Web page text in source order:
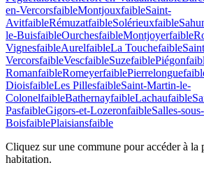
en-VercorsfaibleMontjouxfaibleSaint-
AvitfaibleRémuzatfaibleSolérieuxfaible
le-BuisfaibleOurchesfaibleMontjoyerfaible
VignesfaibleAurelfaibleLa Touchefaible
VercorsfaibleVescfaibleSuzefaiblePiégon
RomanfaibleRomeyerfaiblePierrelongue
DioisfaibleLes PillesfaibleSaint-Martin-le-
ColonelfaibleBathernayfaibleLachaufaible
PasfaibleGigors-et-LozeronfaibleSalles-sous-
BoisfaiblePlaisiansfaible
Cliquez sur une commune pour accéder à la
habitation.